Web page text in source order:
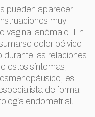
pueden aparecer
muy
vaginal anómalo. En
dolor pélvico
durante las relaciones
estos síntomas,
es
de forma
endometrial.